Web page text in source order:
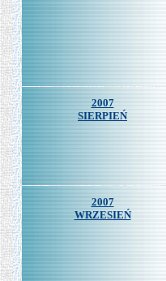
2007
SIERPIEŃ
2007
WRZESIEŃ